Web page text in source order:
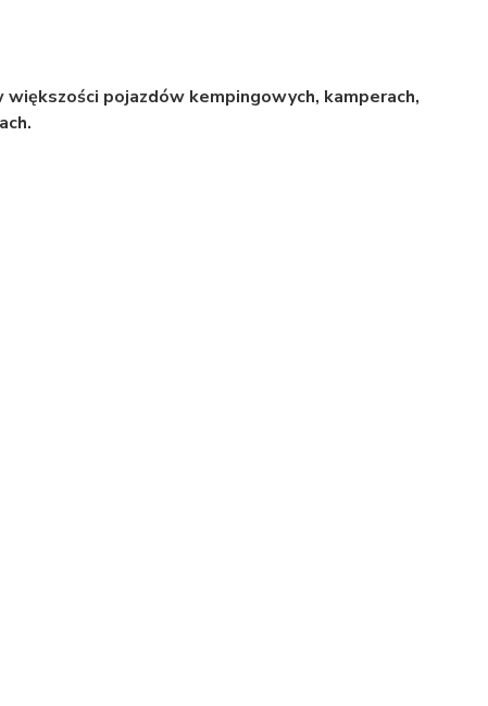
pojazdów kempingowych, kamperach,